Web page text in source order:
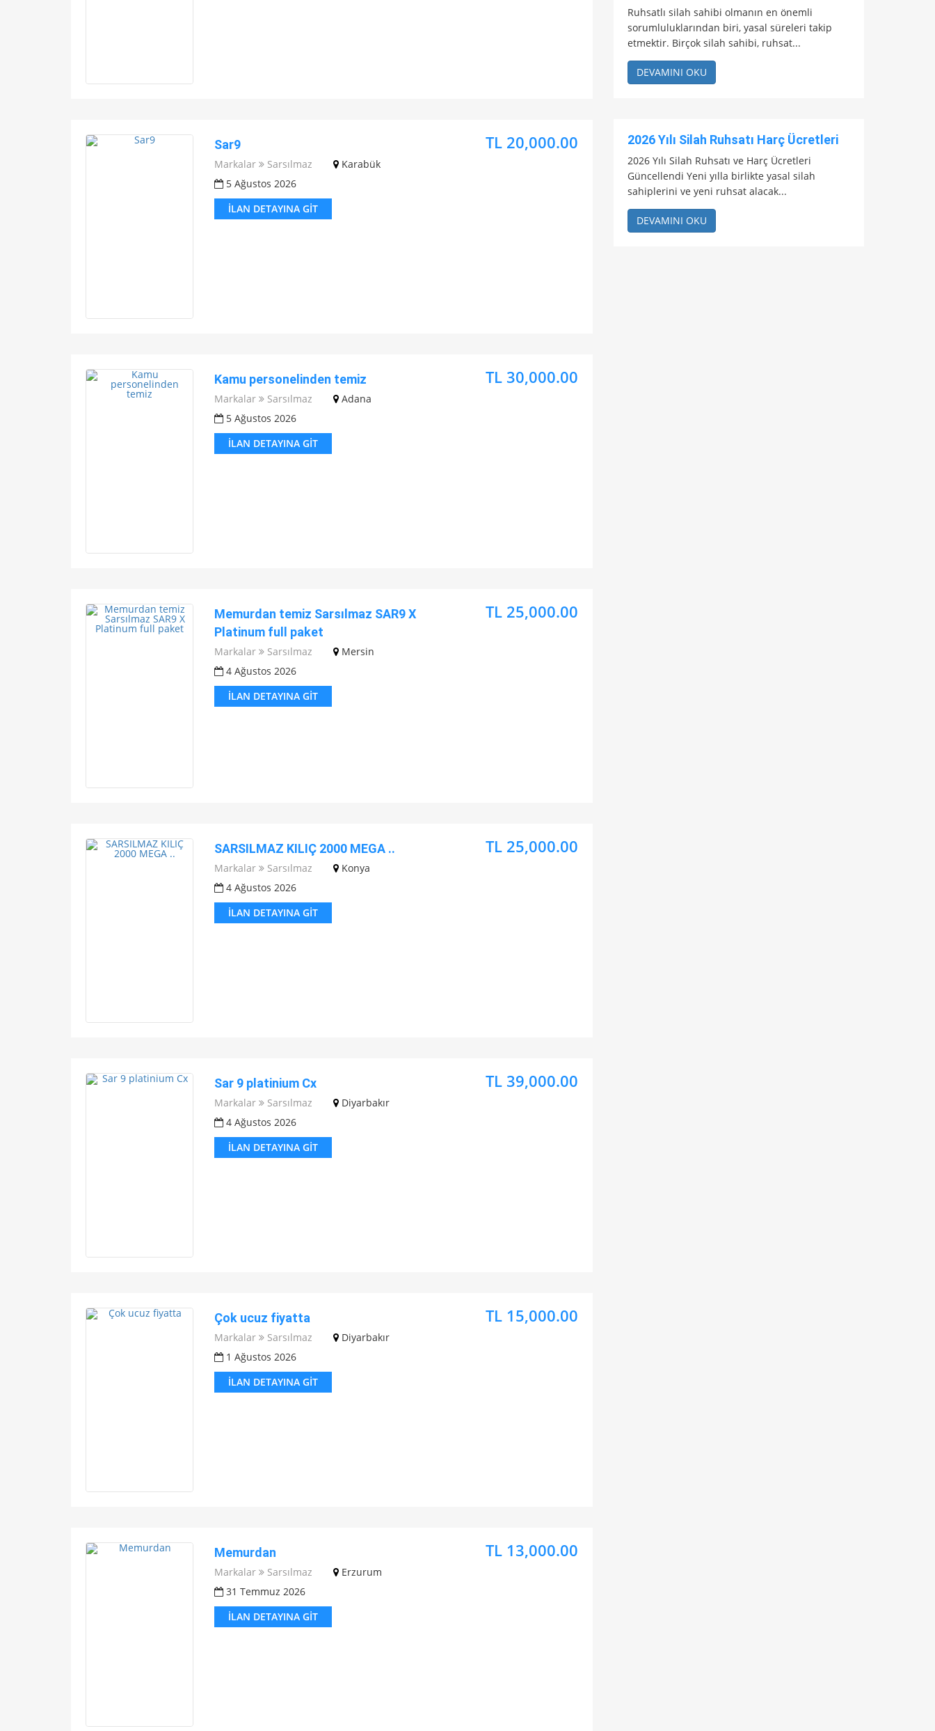
Sar9
Markalar Sarsılmaz
Karabük
5 Ağustos 2026
İLAN DETAYINA GIT
TL 20,000.00
Kamu personelinden temiz
Markalar Sarsılmaz
Adana
5 Ağustos 2026
İLAN DETAYINA GIT
TL 30,000.00
Memurdan temiz Sarsılmaz SAR9 X
Platinum full paket
Markalar Sarsılmaz
Mersin
4 Ağustos 2026
İLAN DETAYINA GIT
TL 25,000.00
SARSILMAZ KILIÇ 2000 MEGA ..
Markalar Sarsılmaz
Konya
4 Ağustos 2026
İLAN DETAYINA GIT
TL 25,000.00
Sar 9 platinium Cx
Markalar Sarsılmaz
Diyarbakır
4 Ağustos 2026
İLAN DETAYINA GIT
TL 39,000.00
Çok ucuz fiyatta
Markalar Sarsılmaz
Diyarbakır
1 Ağustos 2026
İLAN DETAYINA GIT
TL 15,000.00
Memurdan
Markalar Sarsılmaz
Erzurum
31 Temmuz 2026
İLAN DETAYINA GIT
TL 13,000.00
Ruhsatlı silah sahibi olmanın en önemli
sorumluluklarından biri, yasal süreleri takip
etmektir. Birçok silah sahibi, ruhsat...
DEVAMINI OKU
2026 Yılı Silah Ruhsatı Harç Ücretleri
2026 Yılı Silah Ruhsatı ve Harç Ücretleri
Güncellendi Yeni yılla birlikte yasal silah
sahiplerini ve yeni ruhsat alacak...
DEVAMINI OKU